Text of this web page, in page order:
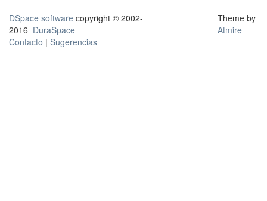
DSpace software copyright © 2002-
2016 DuraSpace
Contacto | Sugerencias
Theme by
Atmire